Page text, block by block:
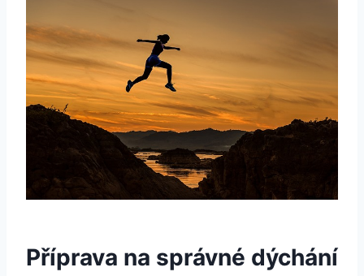
Příprava na správné dýchání